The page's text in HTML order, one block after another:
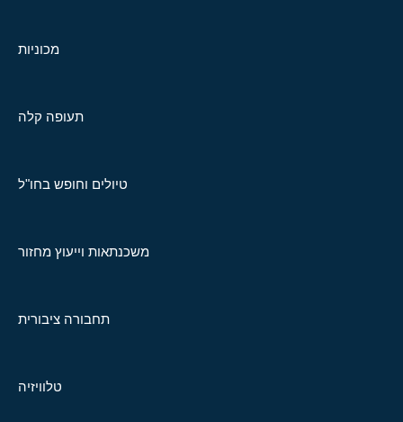
מכוניות
תעופה קלה
טיולים וחופש בחו"ל
משכנתאות וייעוץ מחזור
תחבורה ציבורית
טלוויזיה